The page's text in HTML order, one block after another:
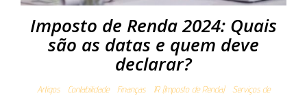
Imposto de Renda 2024: Quais
são as datas e quem deve
declarar?
Artigos Contabilidade Finanças IR (Imposto de Renda)
Serviços de